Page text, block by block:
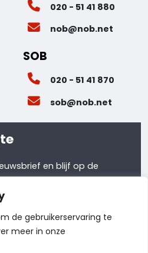
de gebruikerservaring te
meer in onze
020 - 51 41 880
nob@nob.net
SOB
020 - 51 41 870
sob@nob.net
en blijf op de
nieuws.